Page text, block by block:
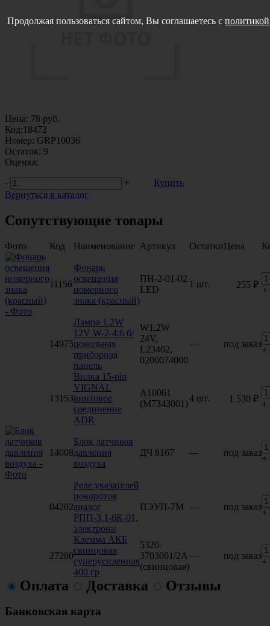
Цена: 78 руб.
Код:18472
Номер: GRP10036
Остаток: 9
Оценка:
-
+
Купить
Вернуться в каталог
Сопутствующие товары
Фото Код Наименование Артикул ОстаткиЦена
11156
Фонарь
освещения
номерного
знака (красный)
ПН-2-01-02
LED
1 шт. 255 ₽
+
14975
Лампа 1.2W
12V W-2-4.6 б/
цокольная
приборная
панель
W1.2W
24V,
L23402,
0200074000
— под заказ
+
13153
Вилка 15-pin
VIGNAL
винтовое
соединение
ADR
A10061
(М7343001)
4 шт. 1 530 ₽
+
14008
Блок датчиков
давления
воздуха
ДЧ 8167 — под заказ
+
04202
Реле указателей
поворотов
аналог
РПП-3.1-6К-01,
электронн
ПЭУП-7М — под заказ
+
27280
Клемма АКБ
свинцовая
суперусиленная
400 гр
5320-
3703001/2А
(свинцовая)
— под заказ
+
Оплата Доставка Отзывы
Банковская карта
Продолжая пользоваться сайтом, Вы соглашаетесь с